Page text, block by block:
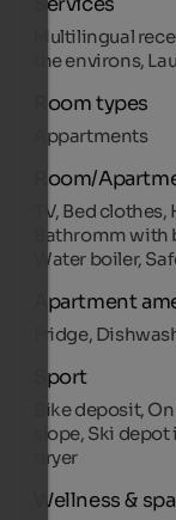
Multilingual
the environs,
Room types
Appartments
Room/
TV, Bed
Bathromm with
Water boiler,
Apartment
Fridge,
Sport
Bike deposit,
slope, Ski
dryer
Wellness & spa